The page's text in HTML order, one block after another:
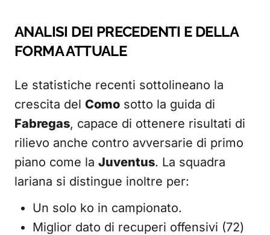
ANALISI DEI PRECEDENTI E DELLA
FORMA ATTUALE
Le statistiche recenti sottolineano la
crescita del Como sotto la guida di
Fabregas, capace di ottenere risultati di
rilievo anche contro avversarie di primo
piano come la Juventus. La squadra
lariana si distingue inoltre per:
Un solo ko in campionato.
Miglior dato di recuperi offensivi (72)